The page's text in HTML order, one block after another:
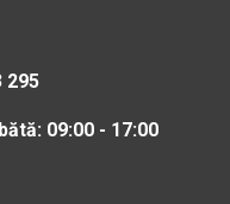
295
09:00 - 17:00